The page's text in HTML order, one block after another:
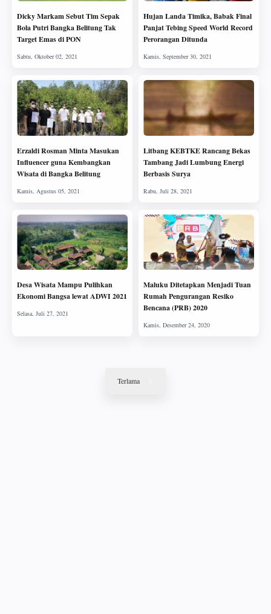
Dicky Markam Sebut Tim Sepak
Bola Putri Bangka Belitung Tak
Target Emas di PON
Hujan Landa Timika, Babak Final
Panjat Tebing Speed World Record
Perorangan Ditunda
Erzaldi Rosman Minta Masukan
Influencer guna Kembangkan
Wisata di Bangka Belitung
Litbang KEBTKE Rancang Bekas
Tambang Jadi Lumbung Energi
Berbasis Surya
Desa Wisata Mampu Pulihkan
Ekonomi Bangsa lewat ADWI 2021
Maluku Ditetapkan Menjadi Tuan
Rumah Pengurangan Resiko
Bencana (PRB) 2020
Terlama